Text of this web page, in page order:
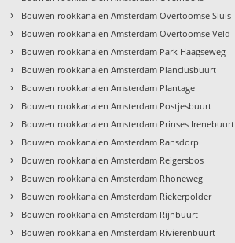
› Bouwen rookkanalen Amsterdam Overtoomse Sluis
› Bouwen rookkanalen Amsterdam Overtoomse Veld
› Bouwen rookkanalen Amsterdam Park Haagseweg
› Bouwen rookkanalen Amsterdam Planciusbuurt
› Bouwen rookkanalen Amsterdam Plantage
› Bouwen rookkanalen Amsterdam Postjesbuurt
› Bouwen rookkanalen Amsterdam Prinses Irenebuurt
› Bouwen rookkanalen Amsterdam Ransdorp
› Bouwen rookkanalen Amsterdam Reigersbos
› Bouwen rookkanalen Amsterdam Rhoneweg
› Bouwen rookkanalen Amsterdam Riekerpolder
› Bouwen rookkanalen Amsterdam Rijnbuurt
› Bouwen rookkanalen Amsterdam Rivierenbuurt